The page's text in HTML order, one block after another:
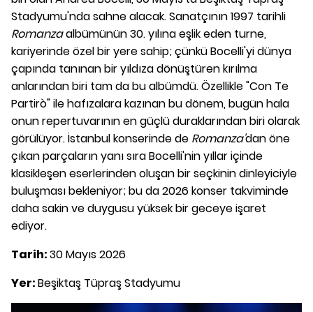
Stadyumu'nda sahne alacak. Sanatçının 1997 tarihli
Romanzaalbümünün 30. yılına eşlik eden turne,
kariyerinde özel bir yere sahip; çünkü Bocelli'yi dünya
çapında tanınan bir yıldıza dönüştüren kırılma
anlarından biri tam da bu albümdü. Özellikle "Con Te
Partirò" ile hafızalara kazınan bu dönem, bugün hala
onun repertuvarının en güçlü duraklarından biri olarak
görülüyor. İstanbul konserinde de Romanza'dan öne
çıkan parçaların yanı sıra Bocelli'nin yıllar içinde
klasikleşen eserlerinden oluşan bir seçkinin dinleyiciyle
buluşması bekleniyor; bu da 2026 konser takviminde
daha sakin ve duygusu yüksek bir geceye işaret
ediyor.
Tarih:30 Mayıs 2026
Yer:Beşiktaş Tüpraş Stadyumu